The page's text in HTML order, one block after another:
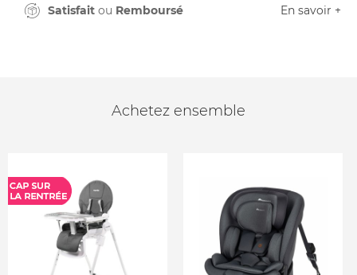
Satisfait ou Remboursé En savoir +
Achetez ensemble